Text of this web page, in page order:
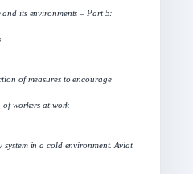
its environments – Part 5:
of measures to encourage
of workers at work
in a cold environment. Aviat